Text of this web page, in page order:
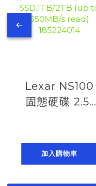
Lexar NS100
固態硬碟 2.5”
SSD.1TB/2TB
(up to
加入購物車